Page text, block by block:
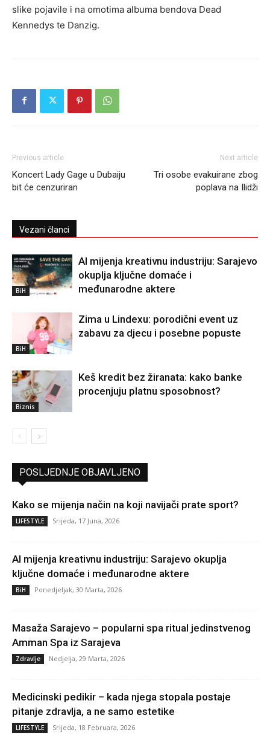
slike pojavile i na omotima albuma bendova Dead
Kennedys te Danzig.
Previous article
Koncert Lady Gage u Dubaiju
bit će cenzuriran
Next article
Tri osobe evakuirane zbog
poplava na Ilidži
Vezani članci
BiH
AI mijenja kreativnu industriju: Sarajevo
okuplja ključne domaće i
međunarodne aktere
BiH
Zima u Lindexu: porodični event uz
zabavu za djecu i posebne popuste
Biznis
Keš kredit bez žiranata: kako banke
procenjuju platnu sposobnost?
POSLJEDNJE OBJAVLJENO
Kako se mijenja način na koji navijači prate sport?
LIFESTYLE Srijeda, 17 Juna, 2026
AI mijenja kreativnu industriju: Sarajevo okuplja
ključne domaće i međunarodne aktere
BiH Ponedjeljak, 30 Marta, 2026
Masaža Sarajevo – popularni spa ritual jedinstvenog
Amman Spa iz Sarajeva
Zdravlje Nedjelja, 29 Marta, 2026
Medicinski pedikir – kada njega stopala postaje
pitanje zdravlja, a ne samo estetike
LIFESTYLE Srijeda, 18 Februara, 2026